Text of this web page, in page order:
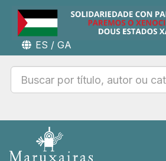
ES / GA